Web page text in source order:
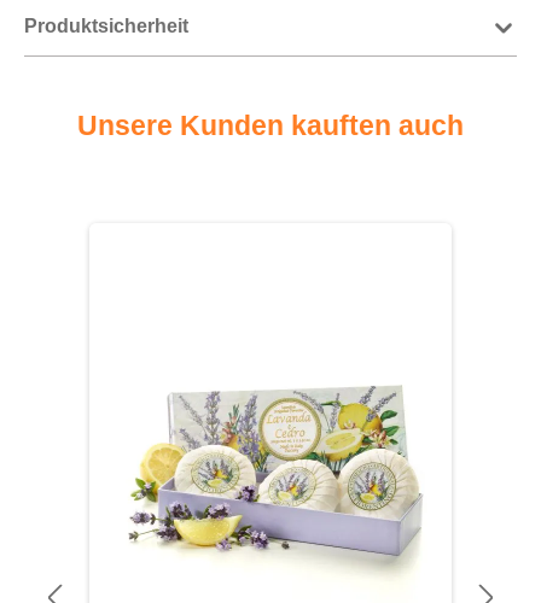
Produktsicherheit
Unsere Kunden kauften auch